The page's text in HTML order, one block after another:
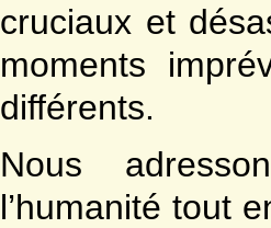
cruciaux et
moments
différents.
Nous
l’humanité tout